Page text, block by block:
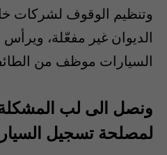
وتنظيم الوقوف لشركات
الديوان غير مفعّلة،
السيارات موظف من
ونصل الى لب
لمصلحة تسجيل